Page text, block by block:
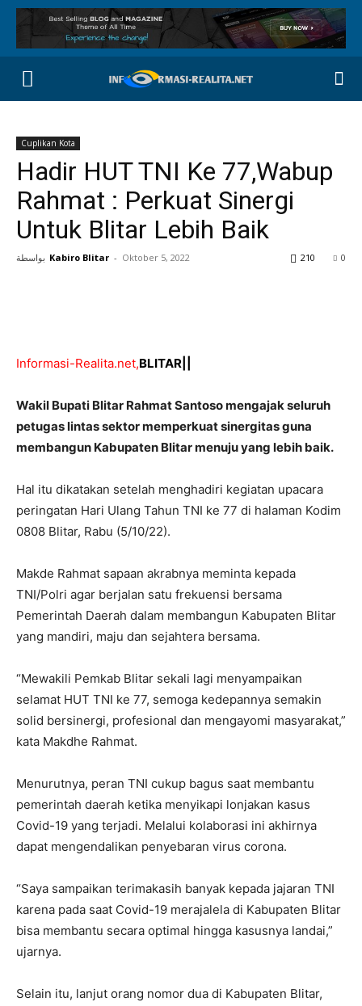
Cuplikan Kota
Hadir HUT TNI Ke 77,Wabup
Rahmat : Perkuat Sinergi
Untuk Blitar Lebih Baik
بواسطة Kabiro Blitar - Oktober 5, 2022 0
210
Informasi-Realita.net,BLITAR||
Wakil Bupati Blitar Rahmat Santoso mengajak seluruh
petugas lintas sektor memperkuat sinergitas guna
membangun Kabupaten Blitar menuju yang lebih baik.
Hal itu dikatakan setelah menghadiri kegiatan upacara
peringatan Hari Ulang Tahun TNI ke 77 di halaman Kodim
0808 Blitar, Rabu (5/10/22).
Makde Rahmat sapaan akrabnya meminta kepada
TNI/Polri agar berjalan satu frekuensi bersama
Pemerintah Daerah dalam membangun Kabupaten Blitar
yang mandiri, maju dan sejahtera bersama.
“Mewakili Pemkab Blitar sekali lagi menyampaikan
selamat HUT TNI ke 77, semoga kedepannya semakin
solid bersinergi, profesional dan mengayomi masyarakat,”
kata Makdhe Rahmat.
Menurutnya, peran TNI cukup bagus saat membantu
pemerintah daerah ketika menyikapi lonjakan kasus
Covid-19 yang terjadi. Melalui kolaborasi ini akhirnya
dapat mengendalikan penyebaran virus corona.
“Saya sampaikan terimakasih banyak kepada jajaran TNI
karena pada saat Covid-19 merajalela di Kabupaten Blitar
bisa membantu secara optimal hingga kasusnya landai,”
ujarnya.
Selain itu, lanjut orang nomor dua di Kabupaten Blitar,